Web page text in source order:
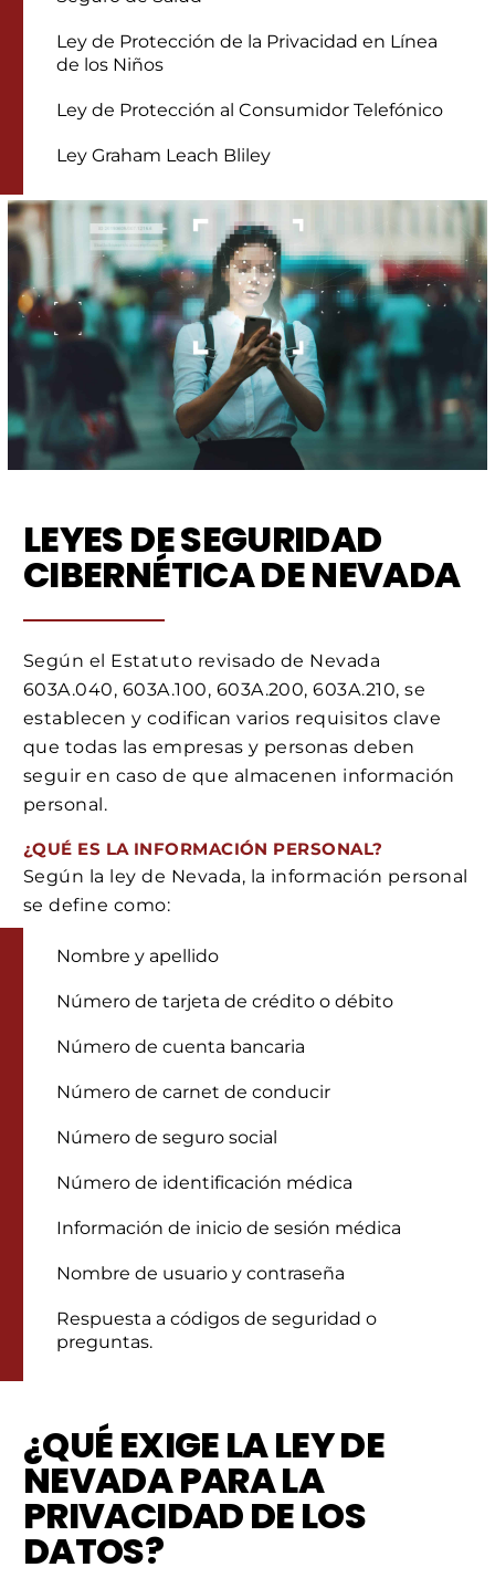
Ley de Protección de la Privacidad en Línea
de los Niños
Ley de Protección al Consumidor Telefónico
Ley Graham Leach Bliley
LEYES DE SEGURIDAD
CIBERNÉTICA DE NEVADA
Según el Estatuto revisado de Nevada
603A.040, 603A.100, 603A.200, 603A.210, se
establecen y codifican varios requisitos clave
que todas las empresas y personas deben
seguir en caso de que almacenen información
personal.
¿QUÉ ES LA INFORMACIÓN PERSONAL?
Según la ley de Nevada, la información personal
se define como:
Nombre y apellido
Número de tarjeta de crédito o débito
Número de cuenta bancaria
Número de carnet de conducir
Número de seguro social
Número de identificación médica
Información de inicio de sesión médica
Nombre de usuario y contraseña
Respuesta a códigos de seguridad o
preguntas.
¿QUÉ EXIGE LA LEY DE
NEVADA PARA LA
PRIVACIDAD DE LOS
DATOS?